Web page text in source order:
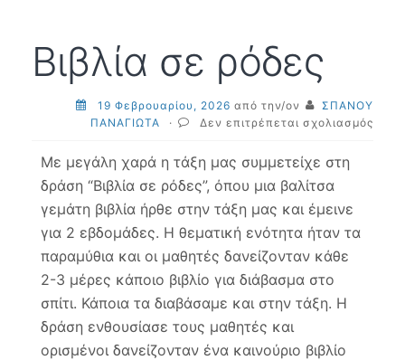
Βιβλία σε ρόδες
19 Φεβρουαρίου, 2026 από την/ον
ΣΠΑΝΟΥ
ΠΑΝΑΓΙΩΤΑ
· Δεν επιτρέπεται σχολιασμός
Με μεγάλη χαρά η τάξη μας συμμετείχε στη
δράση “Βιβλία σε ρόδες”, όπου μια βαλίτσα
γεμάτη βιβλία ήρθε στην τάξη μας και έμεινε
για 2 εβδομάδες. Η θεματική ενότητα ήταν τα
παραμύθια και οι μαθητές δανείζονταν κάθε
2-3 μέρες κάποιο βιβλίο για διάβασμα στο
σπίτι. Κάποια τα διαβάσαμε και στην τάξη. Η
δράση ενθουσίασε τους μαθητές και
ορισμένοι δανείζονταν ένα καινούριο βιβλίο